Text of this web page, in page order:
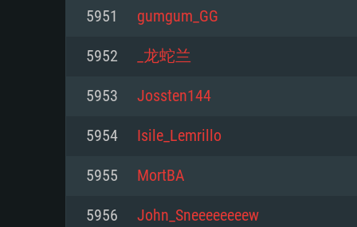
Mémoire: 4 GB
Carte graphique supportant
Radeon 77XX / NVIDIA GeForce
résolution minimale supportée
processeurs Intel Xeon ne sont
Mémoire: 6 GB
Carte graphique: Intel Iris Pro
analogue AMD/Nvidia. La
modernes
Processeur: Dual-Core 2.4 GHz
Mémoire: 4 GB
Carte graphique: NVIDIA 660
drivers (moins de 6 mois) / de
5951 gumgum_GG
5952 _龙蛇兰
5953 Jossten144
5954 Isile_Lemrillo
5955 MortBA
5956 John_Sneeeeeeeew